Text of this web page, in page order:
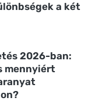
a két
2026-ban:
mennyiért